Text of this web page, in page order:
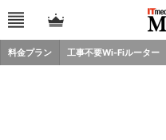
料金プラン 工事不要Wi-Fiルーター